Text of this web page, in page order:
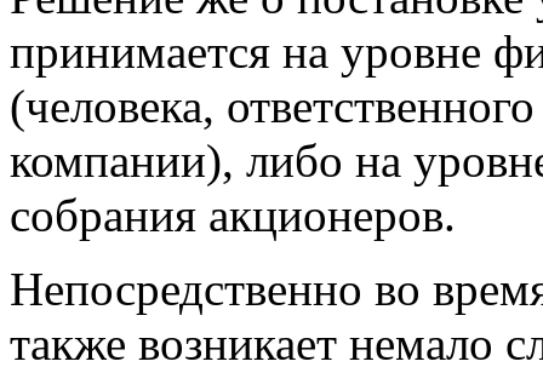
принимается на уровне
(человека,
компании), либо на
собрания акционеров.
Непосредственно во
также возникает немало